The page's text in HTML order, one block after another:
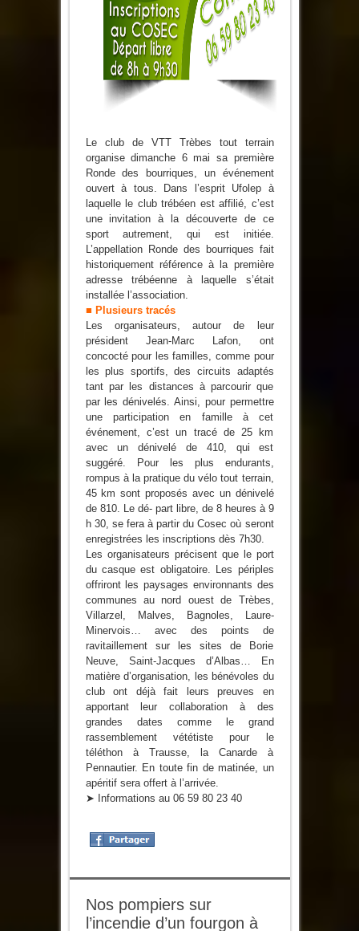
Le club de VTT Trèbes tout terrain
organise dimanche 6 mai sa première
Ronde des bourriques, un événement
ouvert à tous. Dans l’esprit Ufolep à
laquelle le club trébéen est affilié, c’est
une invitation à la découverte de ce
sport autrement, qui est initiée.
L’appellation Ronde des bourriques fait
historiquement référence à la première
adresse trébéenne à laquelle s’était
installée l’association.
■ Plusieurs tracés
Les organisateurs, autour de leur
président Jean-Marc Lafon, ont
concocté pour les familles, comme pour
les plus sportifs, des circuits adaptés
tant par les distances à parcourir que
par les dénivelés. Ainsi, pour permettre
une participation en famille à cet
événement, c’est un tracé de 25 km
avec un dénivelé de 410, qui est
suggéré. Pour les plus endurants,
rompus à la pratique du vélo tout terrain,
45 km sont proposés avec un dénivelé
de 810. Le dé- part libre, de 8 heures à 9
h 30, se fera à partir du Cosec où seront
enregistrées les inscriptions dès 7h30.
Les organisateurs précisent que le port
du casque est obligatoire. Les périples
offriront les paysages environnants des
communes au nord ouest de Trèbes,
Villarzel, Malves, Bagnoles, Laure-
Minervois… avec des points de
ravitaillement sur les sites de Borie
Neuve, Saint-Jacques d’Albas… En
matière d’organisation, les bénévoles du
club ont déjà fait leurs preuves en
apportant leur collaboration à des
grandes dates comme le grand
rassemblement vététiste pour le
téléthon à Trausse, la Canarde à
Pennautier. En toute fin de matinée, un
apéritif sera offert à l’arrivée.
➤ Informations au 06 59 80 23 40
Nos pompiers sur
l’incendie d’un fourgon à